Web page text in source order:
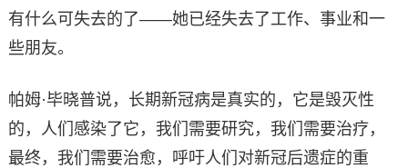
有什么可失去的了——她已经失去了工作、事业和一
些朋友。
帕姆·毕晓普说，长期新冠病是真实的，它是毁灭性
的，人们感染了它，我们需要研究，我们需要治疗，
最终，我们需要治愈，呼吁人们对新冠后遗症的重